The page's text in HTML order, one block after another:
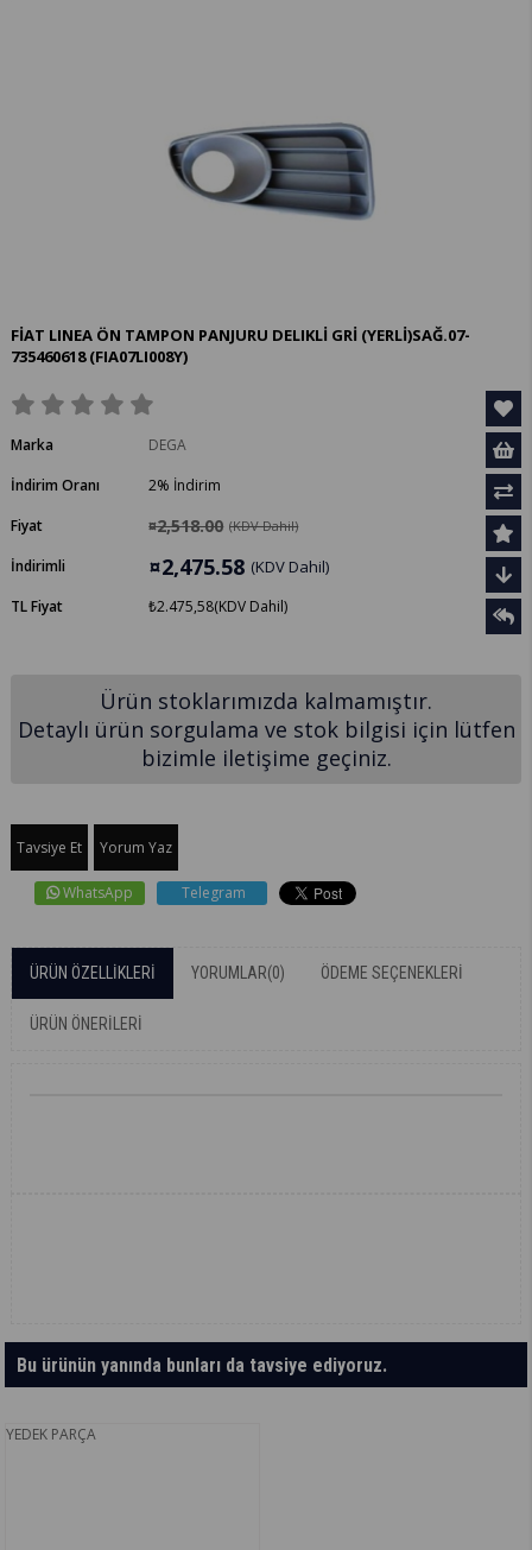
FİAT LINEA ÖN TAMPON PANJURU DELIKLİ GRİ (YERLİ)SAĞ.07-
735460618(FIA07LI008Y)
Marka
DEGA
İndirim Oranı
%
2
İndirim
Fiyat
¤2,518.00 (KDV Dahil)
İndirimli ¤2,475.58 (KDV Dahil)
TL Fiyat ₺2.475,58(KDV Dahil)
Ürün stoklarımızda kalmamıştır.
Detaylı ürün sorgulama ve stok bilgisi için lütfen
bizimle iletişime geçiniz.
Tavsiye Et Yorum Yaz
WhatsApp Telegram
ÜRÜN ÖZELLIKLERI YORUMLAR(0) ÖDEME SEÇENEKLERI
ÜRÜN ÖNERILERI
Bu ürünün yanında bunları da tavsiye ediyoruz.
YEDEK PARÇA